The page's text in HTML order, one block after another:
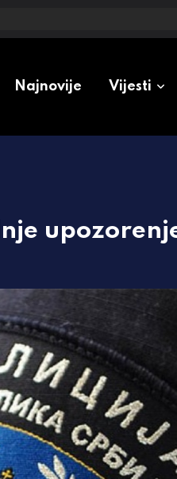
vode u dijelu Banjaluke
Najnovije Vijesti